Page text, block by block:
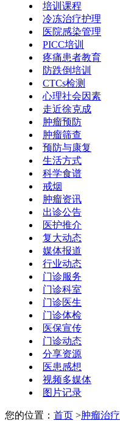
培训课程
冷冻治疗护理
医院感染管理
PICC培训
疼痛患者教育
防跌倒培训
CTCs检测
心理社会因素
走近徐克成
肿瘤预防
肿瘤筛查
预防与康复
生活方式
科学食谱
戒烟
肿瘤资讯
出诊公告
医护推介
复大动态
媒体报道
行业动态
门诊服务
门诊科室
门诊医生
门诊体检
医保宣传
门诊动态
分享资源
医患感想
视频多媒体
图片记录
您的位置： 首页 >肿瘤治疗